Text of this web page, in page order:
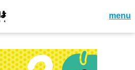
menu